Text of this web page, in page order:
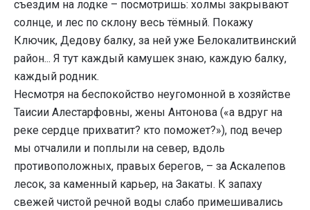
съездим на лодке – посмотришь: холмы закрывают
солнце, и лес по склону весь тёмный. Покажу
Ключик, Дедову балку, за ней уже Белокалитвинский
район... Я тут каждый камушек знаю, каждую балку,
каждый родник.
Несмотря на беспокойство неугомонной в хозяйстве
Таисии Алестарфовны, жены Антонова («а вдруг на
реке сердце прихватит? кто поможет?»), под вечер
мы отчалили и поплыли на север, вдоль
противоположных, правых берегов, – за Аскалепов
лесок, за каменный карьер, на Закаты. К запаху
свежей чистой речной воды слабо примешивались